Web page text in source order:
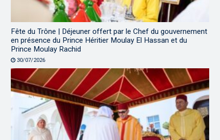
Fête du Trône | Déjeuner offert par le Chef du gouvernement
en présence du Prince Héritier Moulay El Hassan et du
Prince Moulay Rachid
30/07/2026